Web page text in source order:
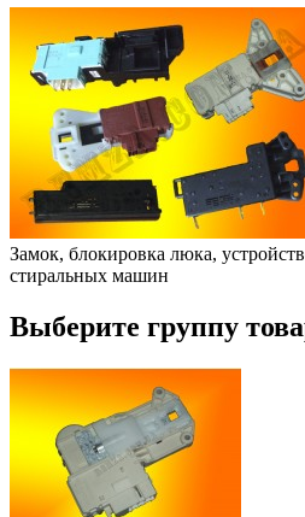
Замок, блокировка люка,
стиральных машин
Выберите группу